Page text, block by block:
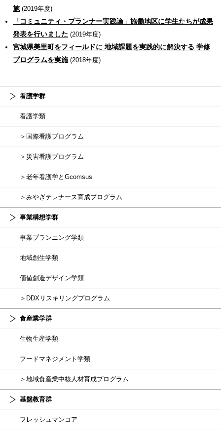
施(2019年度)
「コミュニティ・プランナー実践論」協働地区に学生たちが成果
発表を行いました (2019年度)
宮城県美里町をフィールドに 地域課題を実践的に解決する 学修
プログラムを実施(2018年度)
看護学群
看護学類
＞国際看護プログラム
＞災害看護プログラム
＞老年看護学とGcomsus
＞みやぎテレナース育成プログラム
事業構想学群
事業プランニング学類
地域創生学類
価値創造デザイン学類
＞DDXリスキリングプログラム
食産業学群
生物生産学類
フードマネジメント学類
＞地域食産業中核人材育成プログラム
基盤教育群
フレッシュマンコア